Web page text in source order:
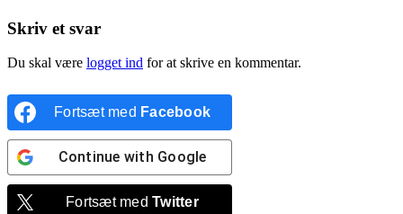
Skriv et svar
Du skal være logget ind for at skrive en kommentar.
Fortsæt med Facebook
Continue with Google
Fortsæt medTwitter